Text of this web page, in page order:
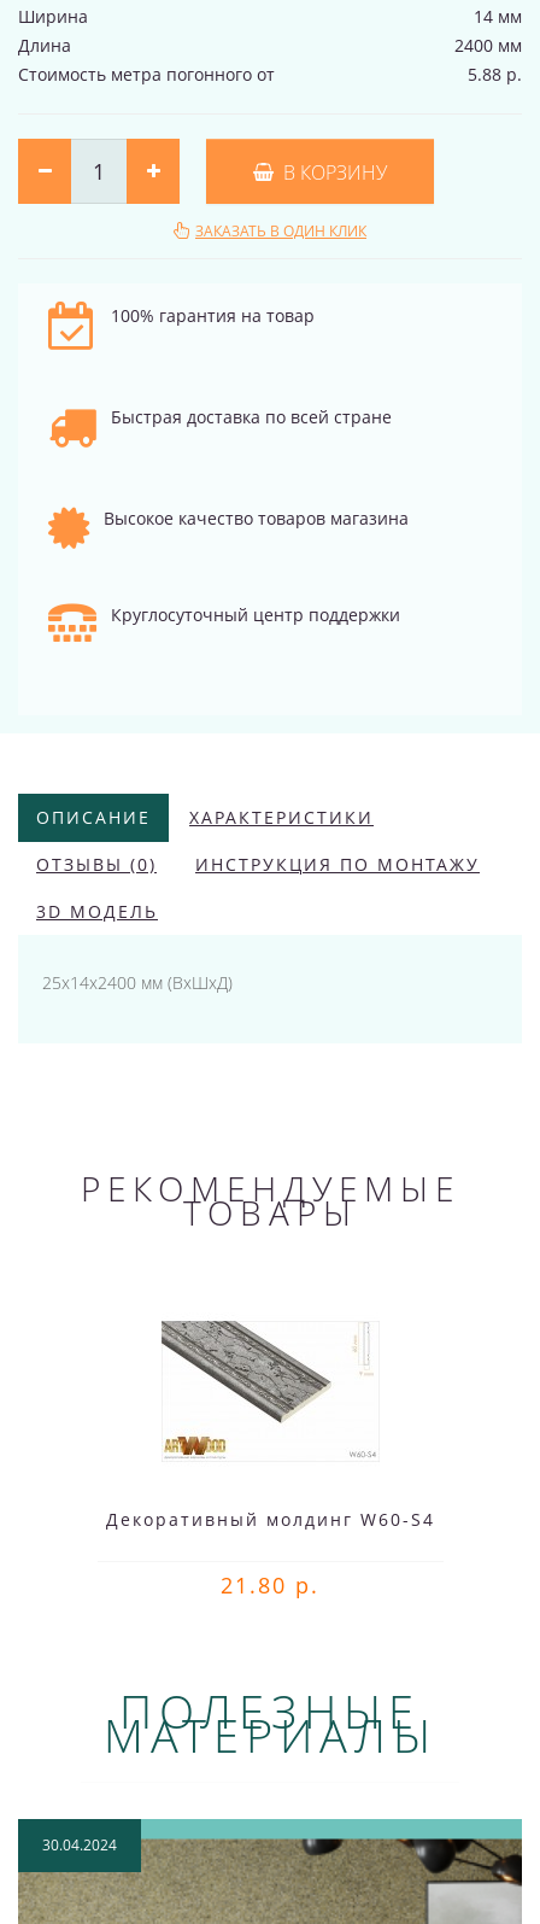
Ширина
14 мм
Длина
2400 мм
Стоимость метра погонного от
5.88 р.
В КОРЗИНУ
ЗАКАЗАТЬ В ОДИН КЛИК
100% гарантия на товар
Быстрая доставка по всей стране
Высокое качество товаров магазина
Круглосуточный центр поддержки
ОПИСАНИЕ ХАРАКТЕРИСТИКИ
ОТЗЫВЫ (0) ИНСТРУКЦИЯ ПО МОНТАЖУ
3D МОДЕЛЬ
25x14x2400 мм (ВхШхД)
РЕКОМЕНДУЕМЫЕ
ТОВАРЫ
Декоративный молдинг W60-S4
21.80 р.
ПОЛЕЗНЫЕ
МАТЕРИАЛЫ
30.04.2024